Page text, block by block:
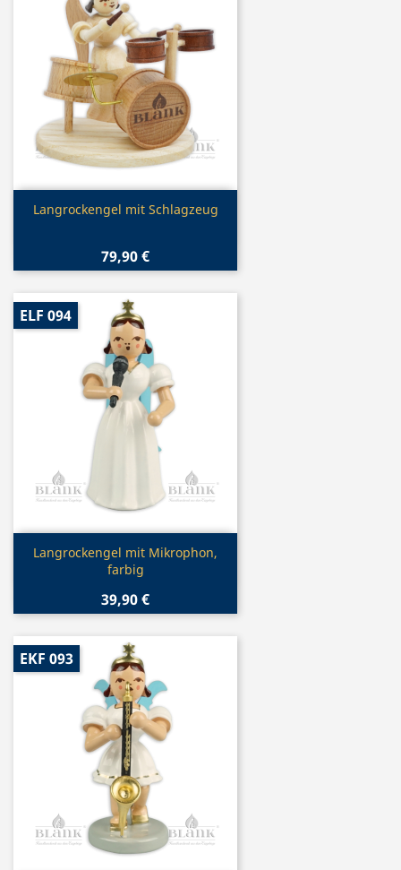
Vorschau
Langrockengel mit Schlagzeug
79,90 €
Vorschau
Langrockengel mit Mikrophon,
farbig
39,90 €
ELF 094
EKF 093